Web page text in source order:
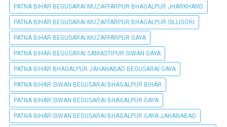
PATNA BIHAR BEGUSARAI MUZAFFARPUR BHAGALPUR JHARKHAND
PATNA BIHAR BEGUSARAI MUZAFFARPUR BHAGALPUR SILLIGORI
PATNA BIHAR BEGUSARAI MUZAFFARPUR GAYA
PATNA BIHAR BEGUSARAI SAMASTIPUR SIWAN GAYA
PATNA BIHAR BHAGALPUR JAHANABAD BEGUSARAI GAYA
PATNA BIHAR SIWAN BEGUSARAI BHAGALPUR BIHAR
PATNA BIHAR SIWAN BEGUSARAI BHAGALPUR GAYA
PATNA BIHAR SIWAN BEGUSARAI BHAGALPUR GAYA JAHANABAD